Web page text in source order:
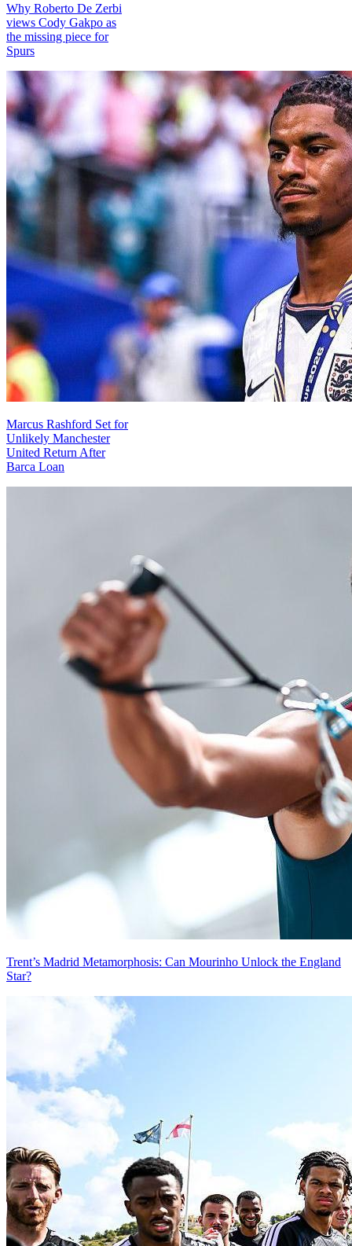
Why Roberto De Zerbi
views Cody Gakpo as
the missing piece for
Spurs
Marcus Rashford Set for
Unlikely Manchester
United Return After
Barca Loan
Trent’s Madrid Metamorphosis: Can Mourinho Unlock the England
Star?